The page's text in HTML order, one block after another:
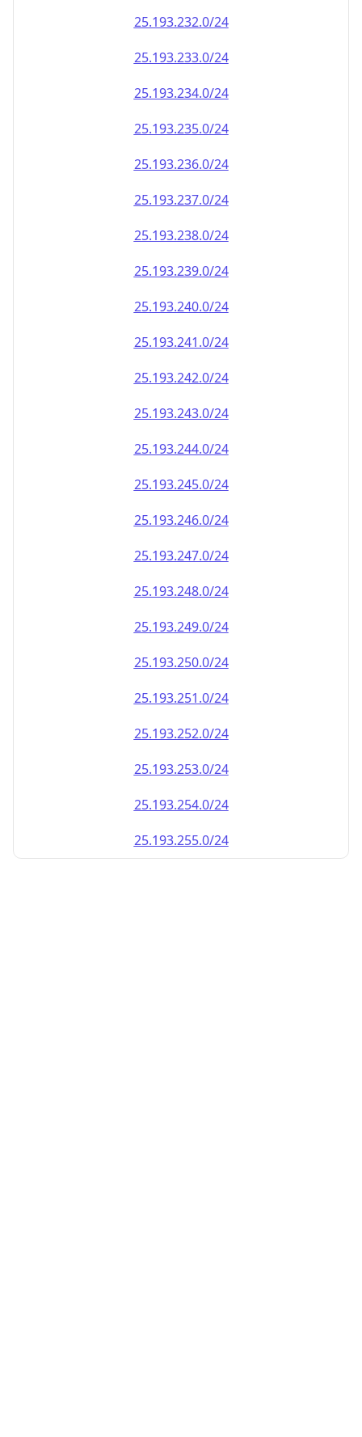
25.193.232.0/24
25.193.233.0/24
25.193.234.0/24
25.193.235.0/24
25.193.236.0/24
25.193.237.0/24
25.193.238.0/24
25.193.239.0/24
25.193.240.0/24
25.193.241.0/24
25.193.242.0/24
25.193.243.0/24
25.193.244.0/24
25.193.245.0/24
25.193.246.0/24
25.193.247.0/24
25.193.248.0/24
25.193.249.0/24
25.193.250.0/24
25.193.251.0/24
25.193.252.0/24
25.193.253.0/24
25.193.254.0/24
25.193.255.0/24